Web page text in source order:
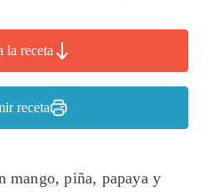
la receta
receta
mango, piña, papaya y